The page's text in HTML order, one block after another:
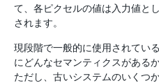
て、各ピクセルの値は入力値と
されます。
現段階で一般的に使用されてい
にどんなセマンティクスがある
ただし、古いシステムのいくつ